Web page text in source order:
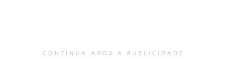
CONTINUA APÓS A PUBLICIDADE